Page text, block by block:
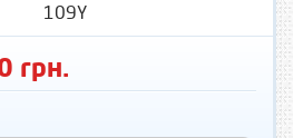
109Y
грн.